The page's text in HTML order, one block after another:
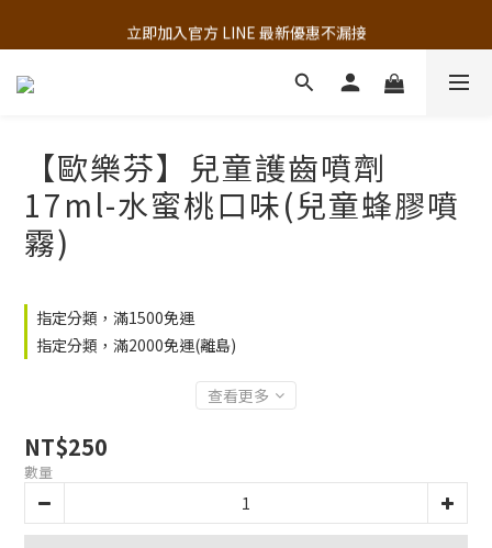
追蹤歐樂芬的Facebook，隨時掌握最新資訊！
立即加入官方 LINE 最新優惠不漏接
追蹤歐樂芬的Facebook，隨時掌握最新資訊！
【歐樂芬】兒童護齒噴劑
17ml-水蜜桃口味(兒童蜂膠噴
霧)
指定分類，滿1500免運
指定分類，滿2000免運(離島)
查看更多
NT$250
數量